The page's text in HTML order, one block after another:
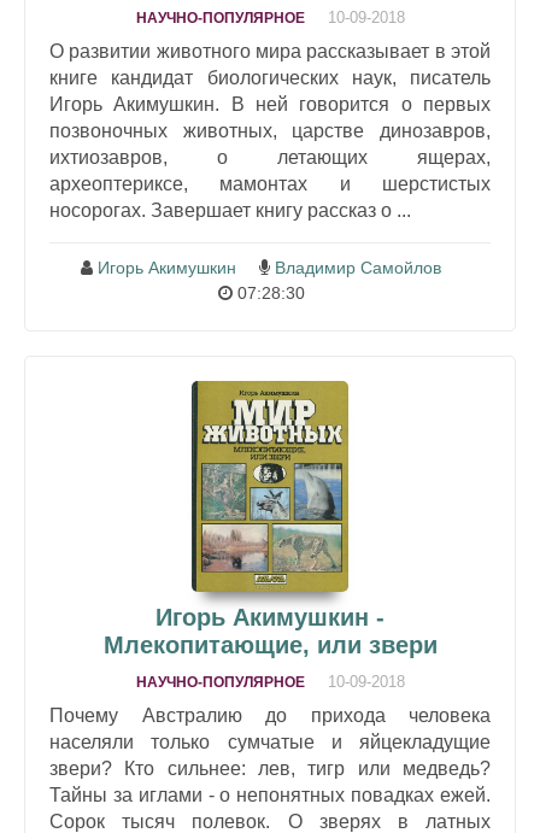
НАУЧНО-ПОПУЛЯРНОЕ 10-09-2018
О развитии животного мира рассказывает в этой
книге кандидат биологических наук, писатель
Игорь Акимушкин. В ней говорится о первых
позвоночных животных, царстве динозавров,
ихтиозавров, о летающих ящерах,
археоптериксе, мамонтах и шерстистых
носорогах. Завершает книгу рассказ о ...
Игорь Акимушкин
Владимир Самойлов
07:28:30
Игорь Акимушкин -
Млекопитающие, или звери
НАУЧНО-ПОПУЛЯРНОЕ 10-09-2018
Почему Австралию до прихода человека
населяли только сумчатые и яйцекладущие
звери? Кто сильнее: лев, тигр или медведь?
Тайны за иглами - о непонятных повадках ежей.
Сорок тысяч полевок. О зверях в латных